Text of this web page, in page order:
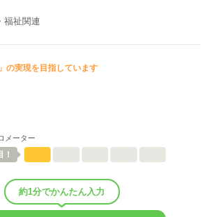
福祉関連
の実現を目指しています
メーター
！
約1分でかんたん入力